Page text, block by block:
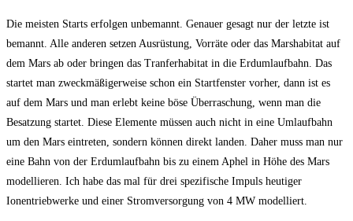
Die meisten Starts erfolgen unbemannt. Genauer gesagt nur der letzte ist
bemannt. Alle anderen setzen Ausrüstung, Vorräte oder das Marshabitat auf
dem Mars ab oder bringen das Tranferhabitat in die Erdumlaufbahn. Das
startet man zweckmäßigerweise schon ein Startfenster vorher, dann ist es
auf dem Mars und man erlebt keine böse Überraschung, wenn man die
Besatzung startet. Diese Elemente müssen auch nicht in eine Umlaufbahn
um den Mars eintreten, sondern können direkt landen. Daher muss man nur
eine Bahn von der Erdumlaufbahn bis zu einem Aphel in Höhe des Mars
modellieren. Ich habe das mal für drei spezifische Impuls heutiger
Ionentriebwerke und einer Stromversorgung von 4 MW modelliert.